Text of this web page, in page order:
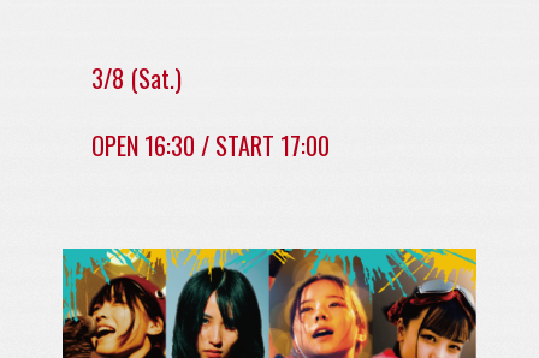
3/8 (Sat.)
OPEN 16:30 / START 17:00